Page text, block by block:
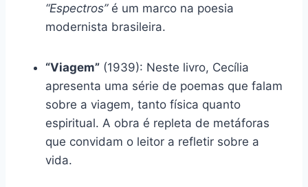
“Espectros”é um marco na poesia
modernista brasileira.
“Viagem” (1939): Neste livro, Cecília
apresenta uma série de poemas que falam
sobre a viagem, tanto física quanto
espiritual. A obra é repleta de metáforas
que convidam o leitor a refletir sobre a
vida.